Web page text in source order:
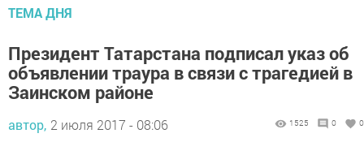
ТЕМА ДНЯ
Президент Татарстана подписал указ об
объявлении траура в связи с трагедией в
Заинском районе
автор, 2 июля 2017 - 08:06 1525 0 0